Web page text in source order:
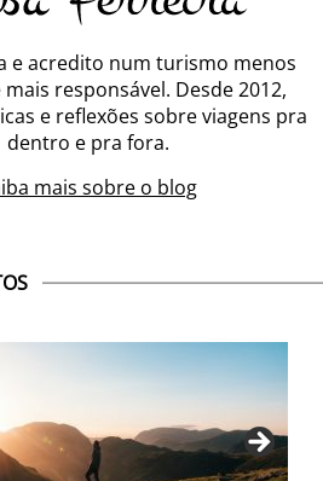
e acredito num turismo menos
responsável. Desde 2012,
e reflexões sobre viagens pra
dentro e pra fora.
mais sobre o blog